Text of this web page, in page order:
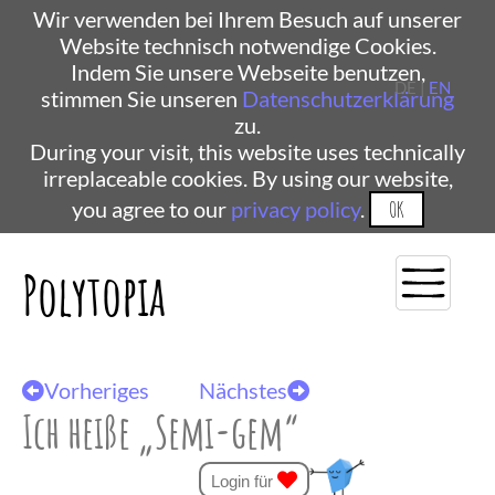
Wir verwenden bei Ihrem Besuch auf unserer
Website technisch notwendige Cookies.
Indem Sie unsere Webseite benutzen,
stimmen Sie unseren Datenschutzerklärung
zu.
During your visit, this website uses technically
irreplaceable cookies. By using our website,
you agree to our privacy policy. OK
Polytopia
DE | EN
Vorheriges Nächstes
Ich heiße „Semi-gem“
Login für